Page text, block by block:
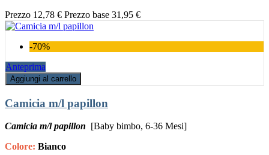
Prezzo 12,78 € Prezzo base 31,95 €
-70%
Anteprima
Aggiungi al carrello
Camicia m/l papillon
Camicia m/l papillon [Baby bimbo, 6-36 Mesi]
Colore: Bianco